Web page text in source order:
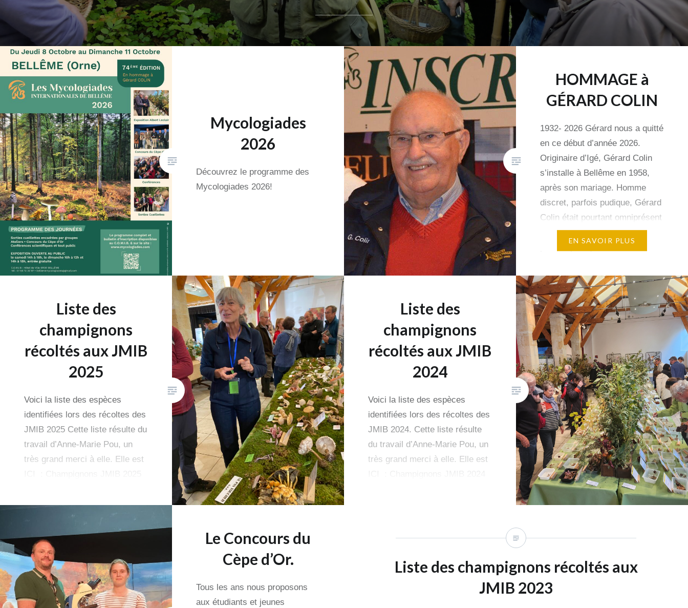
Mycologiades
2026
Découvrez le programme des
Mycologiades 2026!
HOMMAGE à
GÉRARD COLIN
1932- 2026 Gérard nous a quitté
en ce début d’année 2026.
Originaire d’Igé, Gérard Colin
s’installe à Bellême en 1958,
après son mariage. Homme
discret, parfois pudique, Gérard
Colin était pourtant omniprésent
dans la vie locale. « On le
mouvement, curieux de tout,
prêt à découvrir, à
expérimenter,…
EN SAVOIR PLUS
Liste des
champignons
récoltés aux JMIB
2025
Voici la liste des espèces
identifiées lors des récoltes des
JMIB 2025 Cette liste résulte du
travail d’Anne-Marie Pou, un
très grand merci à elle. Elle est
Liste des
champignons
récoltés aux JMIB
2024
Voici la liste des espèces
identifiées lors des récoltes des
JMIB 2024. Cette liste résulte
du travail d’Anne-Marie Pou, un
très grand merci à elle. Elle est
Le Concours du
Cèpe d’Or.
Tous les ans nous proposons
aux étudiants et jeunes
Liste des champignons récoltés aux
JMIB 2023